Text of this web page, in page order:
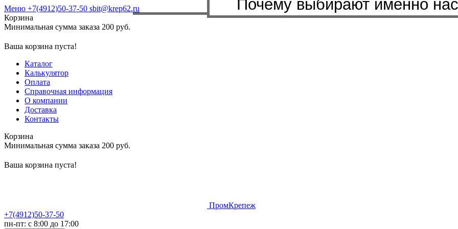
Меню +7(4912)50-37-50 sbit@krep62.ru
Корзина
Минимальная сумма заказа 200 руб.
Ваша корзина пуста!
Каталог
Калькулятор
Оплата
Справочная информация
О компании
Доставка
Контакты
Корзина
Минимальная сумма заказа 200 руб.
Ваша корзина пуста!
ПромКрепеж
+7(4912)50-37-50
пн-пт: с 8:00 до 17:00
Почему выбирают именно